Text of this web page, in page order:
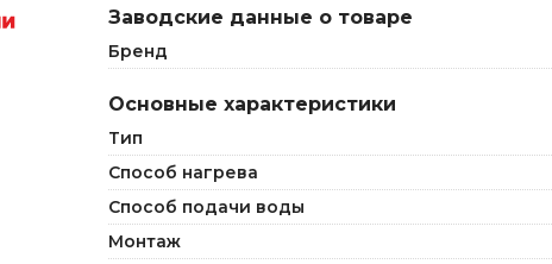
Заводские данные о товаре
Бренд
Основные характеристики
Тип
Способ нагрева
Способ подачи воды
Монтаж